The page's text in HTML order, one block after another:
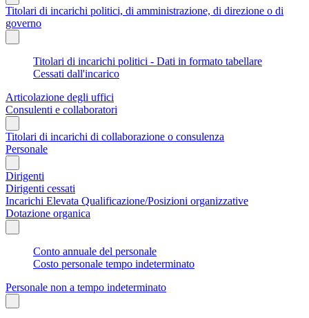
Titolari di incarichi politici, di amministrazione, di direzione o di
governo
Titolari di incarichi politici - Dati in formato tabellare
Cessati dall'incarico
Articolazione degli uffici
Consulenti e collaboratori
Titolari di incarichi di collaborazione o consulenza
Personale
Dirigenti
Dirigenti cessati
Incarichi Elevata Qualificazione/Posizioni organizzative
Dotazione organica
Conto annuale del personale
Costo personale tempo indeterminato
Personale non a tempo indeterminato